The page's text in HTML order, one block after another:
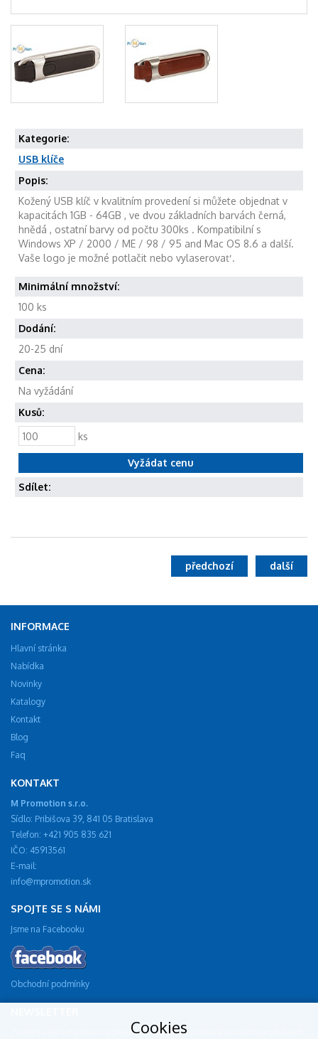
Kategorie:
USB klíče
Popis:
Kožený USB klíč v kvalitním provedení si můžete objednat v
kapacitách 1GB - 64GB , ve dvou základních barvách černá,
hnědá , ostatní barvy od počtu 300ks . Kompatibilní s
Windows XP / 2000 / ME / 98 / 95 and Mac OS 8.6 a další.
Vaše logo je možné potlačit nebo vylaserovať .
Minimální množství:
100 ks
Dodání:
20-25 dní
Cena:
Na vyžádání
Kusů:
ks
Sdílet:
další
předchozí
INFORMACE
Hlavní stránka
Nabídka
Novinky
Katalogy
Kontakt
Blog
Faq
KONTAKT
M Promotion s.r.o.
Sídlo: Pribišova 39, 841 05 Bratislava
Telefon: +421 905 835 621
IČO: 45913561
E-mail:
info@mpromotion.sk
SPOJTE SE S NÁMI
Jsme na Facebooku
Obchodní podmínky
Zadejte vaši e-mailovou adresu a dostávejte oznámení o nových produktech.
Cookies